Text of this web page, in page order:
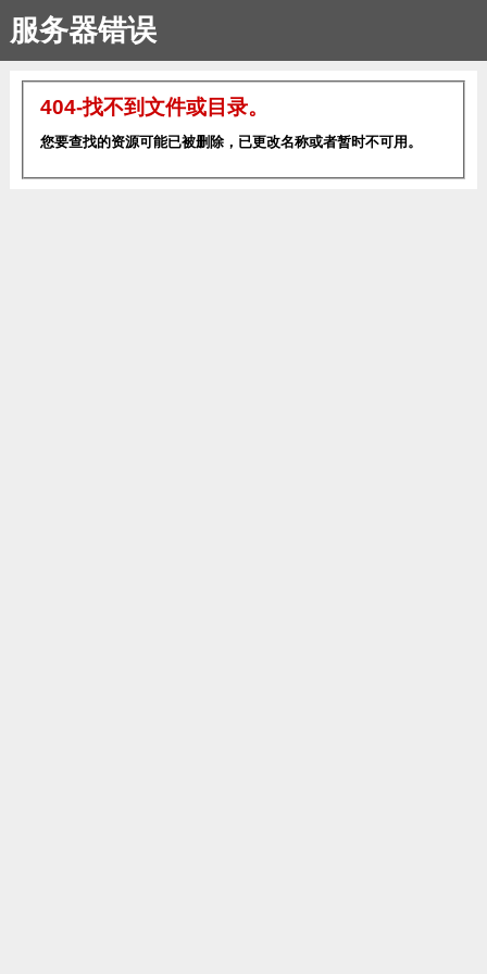
服务器错误
404-找不到文件或目录。
您要查找的资源可能已被删除，已更改名称或者暂时不可用。